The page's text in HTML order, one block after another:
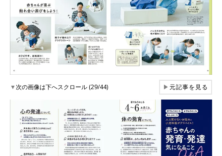
▼次の画像は下へスクロール (29/44) ▶元記事を見る